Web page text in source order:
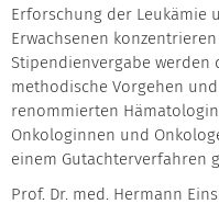
Erforschung der Leukämie
Erwachsenen
Stipendienvergabe werden
methodische Vorgehen
renommierten
Onkologinnen und
einem Gutachterverfahren
Prof. Dr. med. Hermann